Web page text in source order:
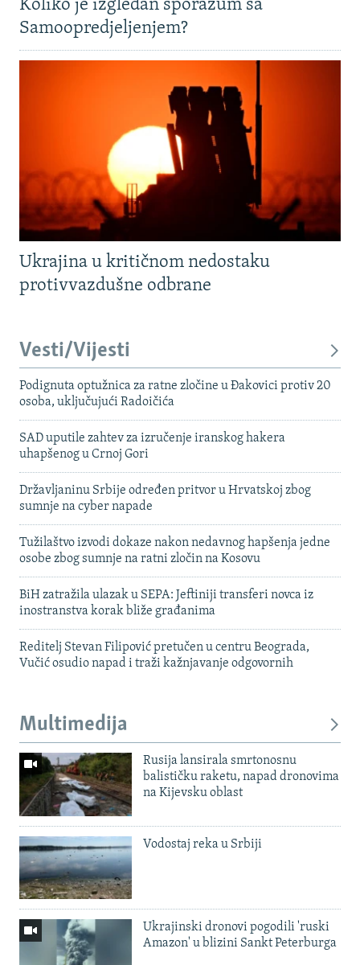
Koliko je izgledan sporazum sa
Samoopredjeljenjem?
Ukrajina u kritičnom nedostaku
protivvazdušne odbrane
Vesti/Vijesti
Podignuta optužnica za ratne zločine u Đakovici protiv 20
osoba, uključujući Radoičića
SAD uputile zahtev za izručenje iranskog hakera
uhapšenog u Crnoj Gori
Državljaninu Srbije određen pritvor u Hrvatskoj zbog
sumnje na cyber napade
Tužilaštvo izvodi dokaze nakon nedavnog hapšenja jedne
osobe zbog sumnje na ratni zločin na Kosovu
BiH zatražila ulazak u SEPA: Jeftiniji transferi novca iz
inostranstva korak bliže građanima
Reditelj Stevan Filipović pretučen u centru Beograda,
Vučić osudio napad i traži kažnjavanje odgovornih
Multimedija
Rusija lansirala smrtonosnu
balističku raketu, napad dronovima
na Kijevsku oblast
Vodostaj reka u Srbiji
Ukrajinski dronovi pogodili 'ruski
Amazon' u blizini Sankt Peterburga